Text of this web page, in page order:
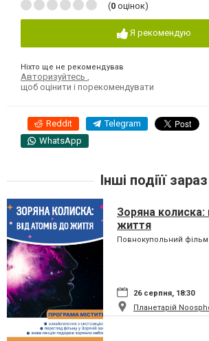
(0 оцінок)
Я рекомендую
Ніхто ще не рекомендував
Авторизуйтесь
щоб оцінити і порекомендувати
Reddit Telegram
WhatsApp
Інші подіїї зараз
Зоряна колиска:
життя
Повнокупольний фільм
26 серпня, 18:30
Планетарій